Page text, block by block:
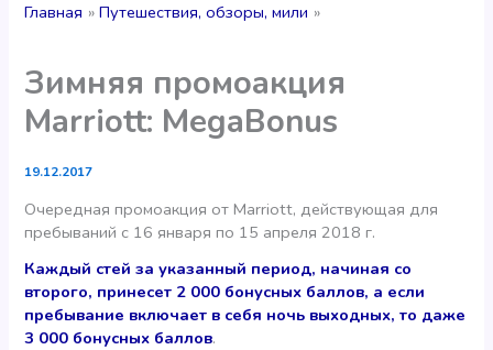
Главная Путешествия, обзоры, мили
Зимняя промоакция
Marriott: MegaBonus
19.12.2017
Очередная промоакция от Marriott, действующая для
пребываний с 16 января по 15 апреля 2018 г.
Каждый стей за указанный период, начиная со
второго, принесет 2 000 бонусных баллов, а если
пребывание включает в себя ночь выходных, то даже
3 000 бонусных баллов.